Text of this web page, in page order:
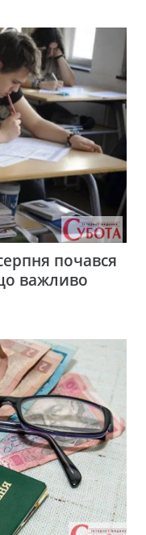
почався
важливо